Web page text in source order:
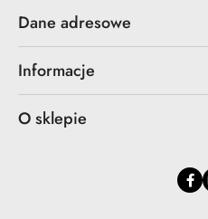
Dane adresowe
Informacje
O sklepie